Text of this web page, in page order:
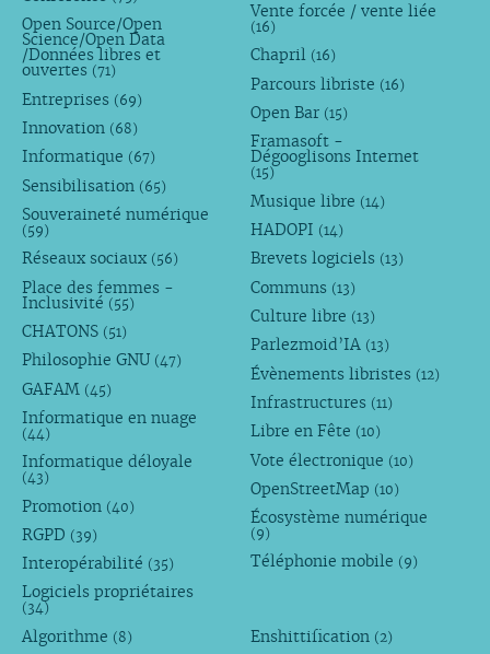
Open Source/Open
Science/Open Data
/Données libres et
ouvertes (71)
Entreprises (69)
Innovation (68)
Informatique (67)
Sensibilisation (65)
Souveraineté numérique
(59)
Réseaux sociaux (56)
Place des femmes -
Inclusivité (55)
CHATONS (51)
Philosophie GNU (47)
GAFAM (45)
Informatique en nuage
(44)
Informatique déloyale
(43)
Promotion (40)
RGPD (39)
Interopérabilité (35)
Logiciels propriétaires
(34)
Vente forcée / vente liée
(16)
Chapril (16)
Parcours libriste (16)
Open Bar (15)
Framasoft -
Dégooglisons Internet
(15)
Musique libre (14)
HADOPI (14)
Brevets logiciels (13)
Communs (13)
Culture libre (13)
Parlezmoid’IA (13)
Évènements libristes (12)
Infrastructures (11)
Libre en Fête (10)
Vote électronique (10)
OpenStreetMap (10)
Écosystème numérique
(9)
Téléphonie mobile (9)
Algorithme (8) Enshittification (2)